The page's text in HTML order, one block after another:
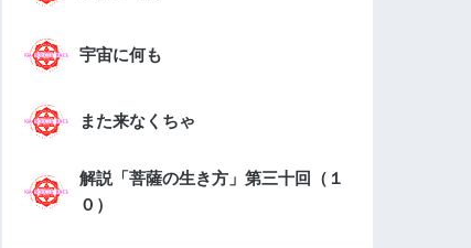
宇宙に何も
また来なくちゃ
解説「菩薩の生き方」第三十回（１
０）